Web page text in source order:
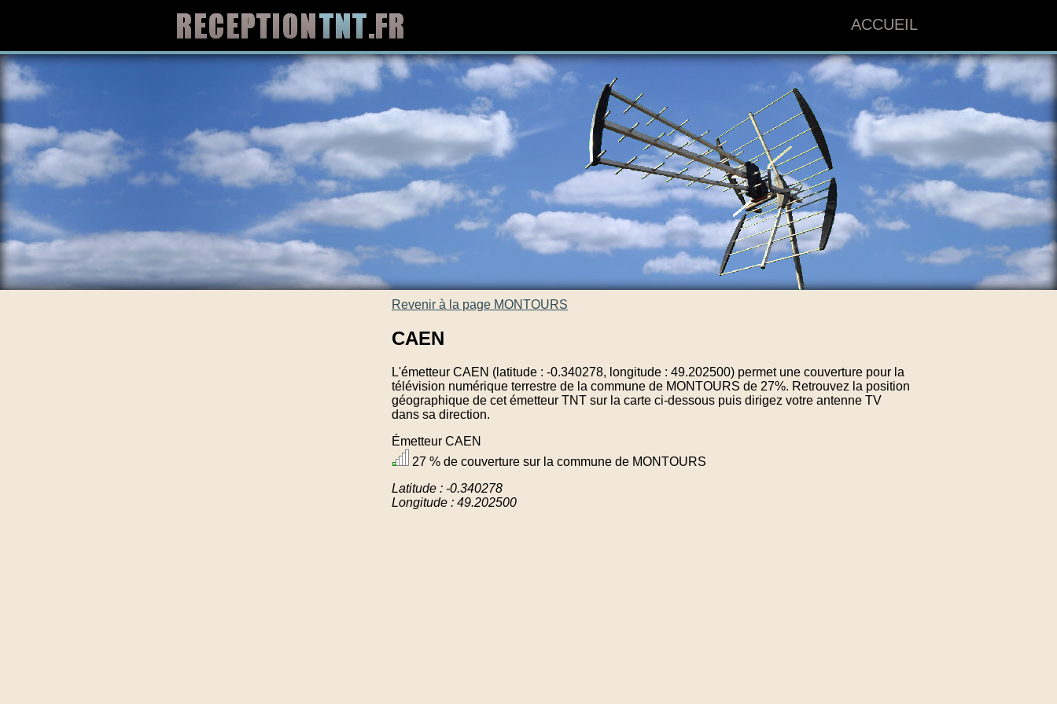
ACCUEIL
Revenir à la page MONTOURS
CAEN
L'émetteur CAEN (latitude : -0.340278, longitude : 49.202500) permet une couverture pour la
télévision numérique terrestre de la commune de MONTOURS de 27%. Retrouvez la position
géographique de cet émetteur TNT sur la carte ci-dessous puis dirigez votre antenne TV
dans sa direction.
Émetteur CAEN
27 % de couverture sur la commune de MONTOURS
Latitude : -0.340278
Longitude : 49.202500